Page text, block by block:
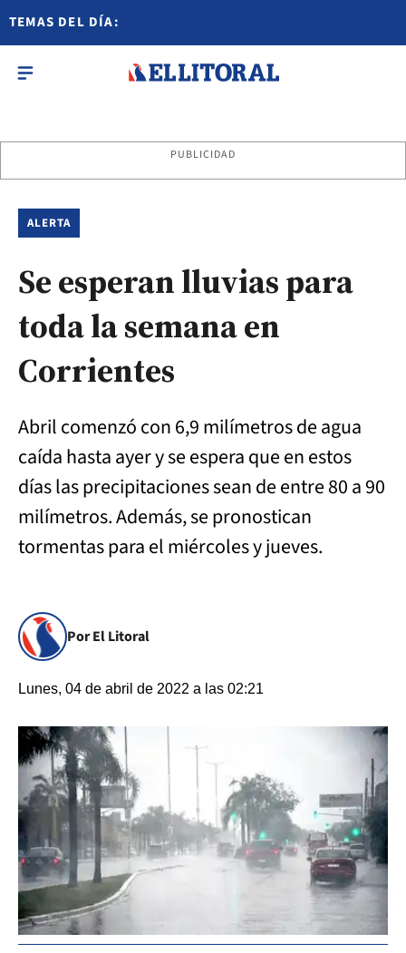
TEMAS DEL DÍA:
PUBLICIDAD
ALERTA
Se esperan lluvias para
toda la semana en
Corrientes
Abril comenzó con 6,9 milímetros de agua
caída hasta ayer y se espera que en estos
días las precipitaciones sean de entre 80 a 90
milímetros. Además, se pronostican
tormentas para el miércoles y jueves.
Por El Litoral
Lunes, 04 de abril de 2022 a las 02:21